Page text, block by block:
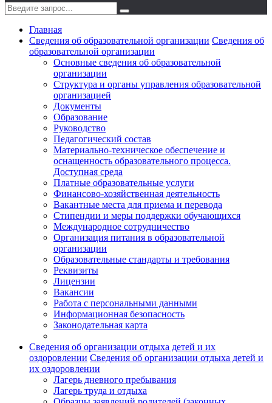
Главная
Сведения об образовательной организации Сведения об
образовательной организации
Основные сведения об образовательной
организации
Структура и органы управления образовательной
организацией
Документы
Образование
Руководство
Педагогический состав
Материально-техническое обеспечение и
оснащенность образовательного процесса.
Доступная среда
Платные образовательные услуги
Финансово-хозяйственная деятельность
Вакантные места для приема и перевода
Стипендии и меры поддержки обучающихся
Международное сотрудничество
Организация питания в образовательной
организации
Образовательные стандарты и требования
Реквизиты
Лицензии
Вакансии
Работа с персональными данными
Информационная безопасность
Законодательная карта
Сведения об организации отдыха детей и их
оздоровлении Сведения об организации отдыха детей и
их оздоровлении
Лагерь дневного пребывания
Лагерь труда и отдыха